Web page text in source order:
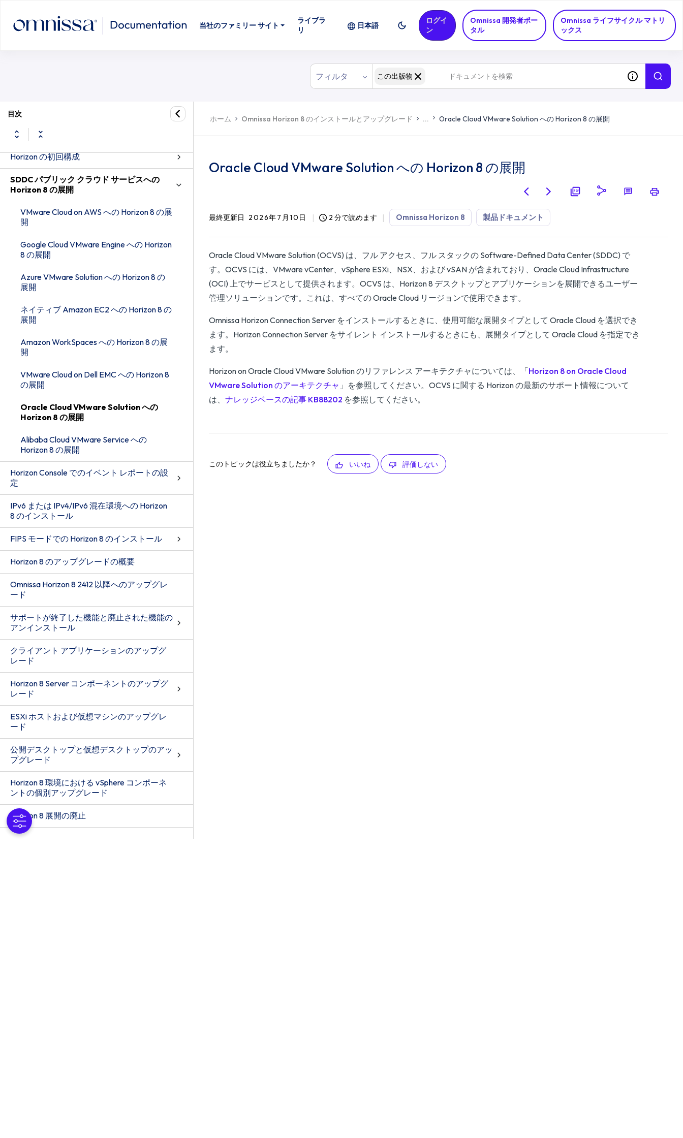
当社のファミリー サイト
ライブラ
リ
Omnissa 開発者ポー
タル
Omnissa ライフサイクル マトリ
ックス
日本語
ログイ
ン
フィルタ この出版物
目次
Horizon Connection Server のインストール
Horizon 8 Server 用の TLS 証明書の設定
Horizon の初回構成
SDDC パブリック クラウド サービスへの
Horizon 8 の展開
VMware Cloud on AWS への Horizon 8 の展
開
Google Cloud VMware Engine への Horizon
8 の展開
Azure VMware Solution への Horizon 8 の
展開
ネイティブ Amazon EC2 への Horizon 8 の
展開
Amazon WorkSpaces への Horizon 8 の展
開
VMware Cloud on Dell EMC への Horizon 8
の展開
Oracle Cloud VMware Solution への
Horizon 8 の展開
Alibaba Cloud VMware Service への
Horizon 8 の展開
Horizon Console でのイベント レポートの設
定
IPv6 または IPv4/IPv6 混在環境への Horizon
8 のインストール
FIPS モードでの Horizon 8 のインストール
Horizon 8 のアップグレードの概要
Omnissa Horizon 8 2412 以降へのアップグレ
ード
サポートが終了した機能と廃止された機能の
アンインストール
クライアント アプリケーションのアップグ
レード
Horizon 8 Server コンポーネントのアップグ
レード
ESXi ホストおよび仮想マシンのアップグレ
ード
公開デスクトップと仮想デスクトップのアッ
プグレード
Horizon 8 環境における vSphere コンポーネ
ントの個別アップグレード
Horizon 8 展開の廃止
ホーム Omnissa Horizon 8 のインストールとアップグレード ... Oracle Cloud VMware Solution への Horizon 8 の展開
Oracle Cloud VMware Solution への Horizon 8 の展開
最終更新日 2026年7月10日 2 分で読めます Omnissa Horizon 8 製品ドキュメント
Oracle Cloud VMware Solution (OCVS) は、フル アクセス、フル スタックの Software-Defined Data Center (SDDC) で
す。OCVS には、VMware vCenter、vSphere ESXi、NSX、および vSAN が含まれており、Oracle Cloud Infrastructure
(OCI) 上でサービスとして提供されます。OCVS は、Horizon 8 デスクトップとアプリケーションを展開できるユーザー
管理ソリューションです。これは、すべての Oracle Cloud リージョンで使用できます。
Omnissa Horizon Connection Server をインストールするときに、使用可能な展開タイプとして Oracle Cloud を選択でき
ます。Horizon Connection Server をサイレント インストールするときにも、展開タイプとして Oracle Cloud を指定でき
ます。
Horizon on Oracle Cloud VMware Solution のリファレンス アーキテクチャについては、「Horizon 8 on Oracle Cloud
VMware Solution のアーキテクチャ 」を参照してください。OCVS に関する Horizon の最新のサポート情報について
は、 ナレッジベースの記事 KB88202 を参照してください。
このトピックは役立ちましたか？ いいね 評価しない